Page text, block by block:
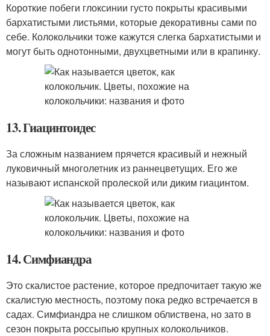
Короткие побеги глоксинии густо покрыты красивыми
бархатистыми листьями, которые декоративны сами по
себе. Колокольчики тоже кажутся слегка бархатистыми и
могут быть однотонными, двухцветными или в крапинку.
13. Гиацинтоидес
За сложным названием прячется красивый и нежный
луковичный многолетник из раннецветущих. Его же
называют испанской пролеской или диким гиацинтом.
14. Симфиандра
Это скалистое растение, которое предпочитает такую же
скалистую местность, поэтому пока редко встречается в
садах. Симфиандра не слишком облиствена, но зато в
сезон покрыта россыпью крупных колокольчиков.